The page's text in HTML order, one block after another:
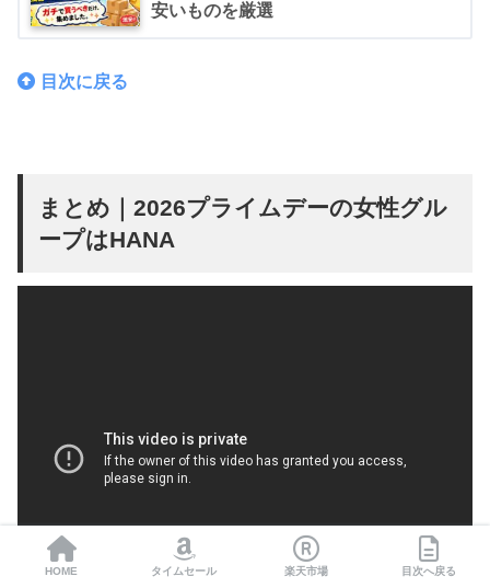
安いものを厳選
目次に戻る
まとめ｜2026プライムデーの女性グル
ープはHANA
HOME タイムセール 楽天市場 目次へ戻る